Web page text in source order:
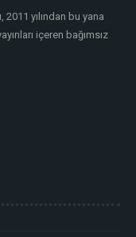
2011 yılından bu yana
içeren bağımsız